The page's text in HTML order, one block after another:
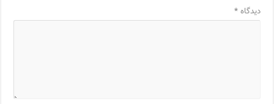
دیدگاه*